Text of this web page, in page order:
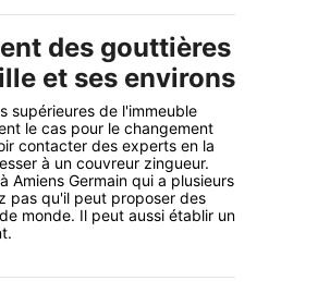
des gouttières
et ses environs
supérieures de l'immeuble
le cas pour le changement
contacter des experts en la
à un couvreur zingueur.
Amiens Germain qui a plusieurs
pas qu'il peut proposer des
monde. Il peut aussi établir un